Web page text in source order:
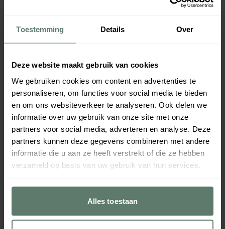
Toestemming Details Over
Deze website maakt gebruik van cookies
We gebruiken cookies om content en advertenties te
personaliseren, om functies voor social media te bieden
en om ons websiteverkeer te analyseren. Ook delen we
informatie over uw gebruik van onze site met onze
partners voor social media, adverteren en analyse. Deze
partners kunnen deze gegevens combineren met andere
informatie die u aan ze heeft verstrekt of die ze hebben
verzameld op basis van uw gebruik van hun services.
Alles toestaan
Automatenmok XL Blauwe Krul
220cc
stuk
Verpakt per 6 stuks
Automatenmok XL Groene Krul
€ 9,05
per
Verpakt per 6 stuks